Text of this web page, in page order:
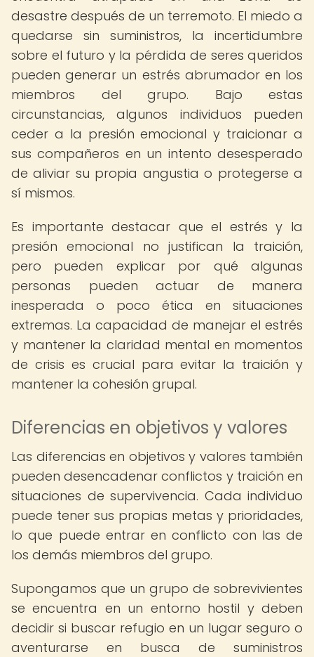
desastre después de un terremoto. El miedo a
quedarse sin suministros, la incertidumbre
sobre el futuro y la pérdida de seres queridos
pueden generar un estrés abrumador en los
miembros del grupo. Bajo estas
circunstancias, algunos individuos pueden
ceder a la presión emocional y traicionar a
sus compañeros en un intento desesperado
de aliviar su propia angustia o protegerse a
sí mismos.
Es importante destacar que el estrés y la
presión emocional no justifican la traición,
pero pueden explicar por qué algunas
personas pueden actuar de manera
inesperada o poco ética en situaciones
extremas. La capacidad de manejar el estrés
y mantener la claridad mental en momentos
de crisis es crucial para evitar la traición y
mantener la cohesión grupal.
Diferencias en objetivos y valores
Las diferencias en objetivos y valores también
pueden desencadenar conflictos y traición en
situaciones de supervivencia. Cada individuo
puede tener sus propias metas y prioridades,
lo que puede entrar en conflicto con las de
los demás miembros del grupo.
Supongamos que un grupo de sobrevivientes
se encuentra en un entorno hostil y deben
decidir si buscar refugio en un lugar seguro o
aventurarse en busca de suministros